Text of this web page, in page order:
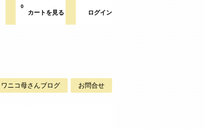
カートを見る
0
ログイン
ワニコ母さんブログ お問合せ